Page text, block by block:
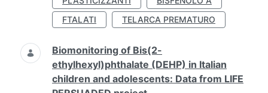
FTALATI
TELARCA PREMATURO
Biomonitoring of Bis(2-
ethylhexyl)phthalate (DEHP) in Italian
children and adolescents: Data from LIFE